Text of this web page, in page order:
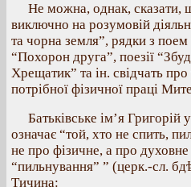
Не можна, однак, сказати,
виключно на розумовій
та чорна земля”, рядки з
“Похорон друга”, поезії
Хрещатик” та ін. свідчать
потрібної фізичної праці
Батьківське ім’я Григорій
означає “той, хто не спить,
не про фізичне, а про
“пильнування” ” (церк.-сл.
Тичина: